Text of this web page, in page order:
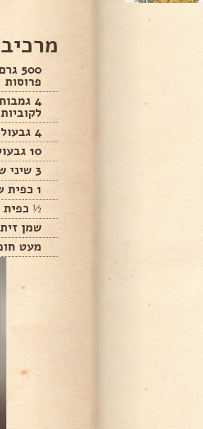
500
פרוסות
4
4 גבעולי סלרי פרוסים
10 גבעולי עלים שמיר קצוצים
3 שיני שום כתושות
1 כפית שטוחה מלח
½ כפית
שמן זית
מעט